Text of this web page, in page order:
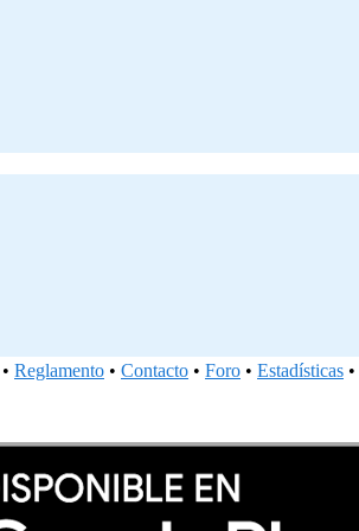
• Reglamento • Contacto • Foro • Estadísticas •